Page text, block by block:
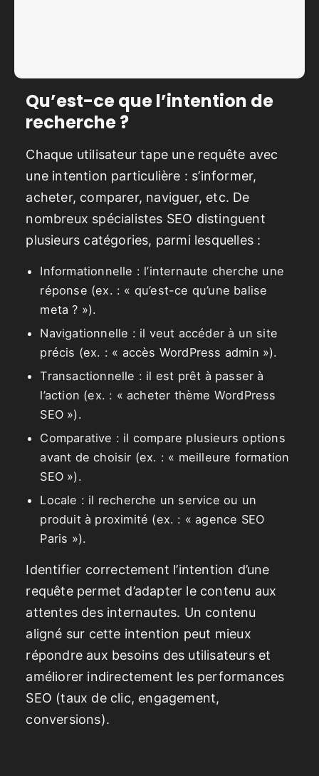
Qu’est-ce que l’intention de
recherche ?
Chaque utilisateur tape une requête avec
une intention particulière : s’informer,
acheter, comparer, naviguer, etc. De
nombreux spécialistes SEO distinguent
plusieurs catégories, parmi lesquelles :
Informationnelle : l’internaute cherche une
réponse (ex. : « qu’est-ce qu’une balise
meta ? »).
Navigationnelle : il veut accéder à un site
précis (ex. : « accès WordPress admin »).
Transactionnelle : il est prêt à passer à
l’action (ex. : « acheter thème WordPress
SEO »).
Comparative : il compare plusieurs options
avant de choisir (ex. : « meilleure formation
SEO »).
Locale : il recherche un service ou un
produit à proximité (ex. : « agence SEO
Paris »).
Identifier correctement l’intention d’une
requête permet d’adapter le contenu aux
attentes des internautes. Un contenu
aligné sur cette intention peut mieux
répondre aux besoins des utilisateurs et
améliorer indirectement les performances
SEO (taux de clic, engagement,
conversions).